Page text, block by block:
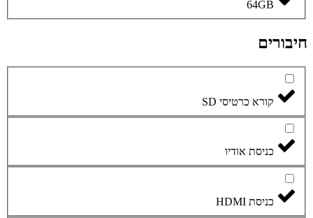
64GB
חיבורים
קורא כרטיסי SD
כניסת אודיו
כניסת HDMI